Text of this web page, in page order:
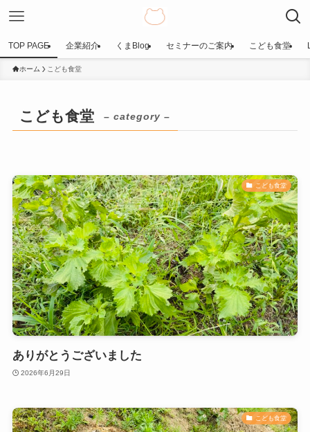
TOP PAGE 企業紹介 くまBlog セミナーのご案内 こども食堂
ホーム こども食堂
こども食堂 – category –
こども食堂
ありがとうございました
2026年6月29日
こども食堂